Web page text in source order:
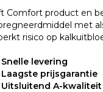
Comfort product en
met
risico op
Snelle levering
Laagste prijsgarantie
Uitsluitend A-kwaliteit